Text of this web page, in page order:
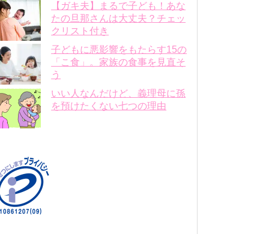
【ガキ夫】まるで子ども！あな
たの旦那さんは大丈夫？チェッ
クリスト付き
子どもに悪影響をもたらす15の
「こ食」。家族の食事を見直そ
う
いい人なんだけど、義理母に孫
を預けたくない七つの理由